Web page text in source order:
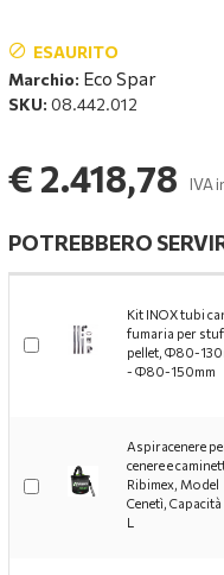
ESAURITO
Marchio: Eco Spar
SKU: 08.442.012
€ 2.418,78 IVA
POTREBBERO
Kit INOX tubi
fumaria per
pellet, Ф80-
- Ф80-150mm
Aspiracenere
cenere e
Ribimex, Model
Cenetì, Capacità
L